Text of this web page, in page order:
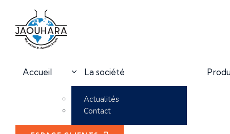
Accueil La société
Actualités
Contact